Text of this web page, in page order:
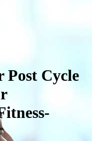
Post Cycle